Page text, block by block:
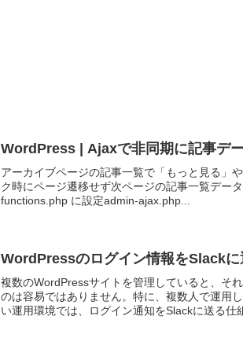
WordPress | Ajaxで非同期に記事デ
アーカイブページの記事一覧で「もっと見る」
ク時にページ遷移せず次ページの記事一覧デー
functions.php に設定admin-ajax.php...
WordPressのログイン情報をSlackに
複数のWordPressサイトを管理していると、そ
のは容易ではありません。特に、複数人で運用
い運用環境では、ログイン通知をSlackに送る仕